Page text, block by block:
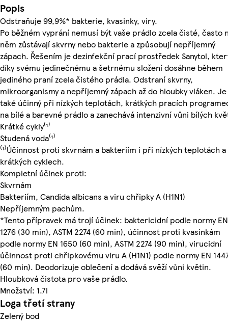
Popis
Odstraňuje 99,9%* bakterie, kvasinky, viry.
Po běžném vyprání nemusí být vaše prádlo zcela čisté, často
něm zůstávají skvrny nebo bakterie a způsobují nepříjemný
zápach. Řešením je dezinfekční prací prostředek Sanytol,
díky svému jedinečnému a šetrnému složení dosáhne během
jediného praní zcela čistého prádla. Odstraní skvrny,
mikroorganismy a nepříjemný zápach až do hloubky vláken. Je
také účinný při nízkých teplotách, krátkých pracích
na bílé a barevné prádlo a zanechává intenzivní vůni bílých
Krátké cykly⁽¹⁾
Studená voda⁽¹⁾
⁽¹⁾Účinnost proti skvrnám a bakteriím i při nízkých teplotách a
krátkých cyklech.
Kompletní účinek proti:
Skvrnám
Bakteriím, Candida albicans a viru chřipky A (H1N1)
Nepříjemným pachům.
*Tento přípravek má trojí účinek: baktericidní podle normy EN
1276 (30 min), ASTM 2274 (60 min), účinnost proti kvasinkám
podle normy EN 1650 (60 min), ASTM 2274 (90 min), virucidní
účinnost proti chřipkovému viru A (H1N1) podle normy EN
(60 min). Deodorizuje oblečení a dodává svěží vůni květin.
Hloubková čistota pro vaše prádlo.
Množství: 1.7l
Loga třetí strany
Zelený bod